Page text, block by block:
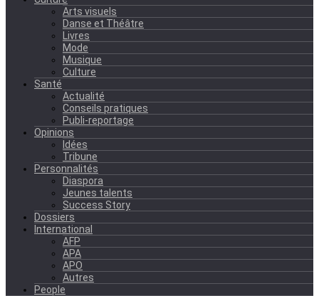
Arts visuels
Danse et Théâtre
Livres
Mode
Musique
Culture
Santé
Actualité
Conseils pratiques
Publi-reportage
Opinions
Idées
Tribune
Personnalités
Diaspora
Jeunes talents
Success Story
Dossiers
International
AFP
APA
APO
Autres
People